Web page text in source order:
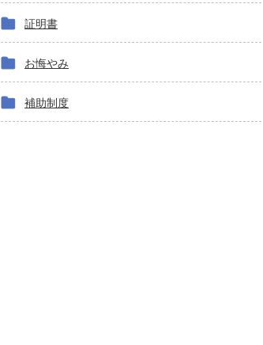
証明書
お悔やみ
補助制度